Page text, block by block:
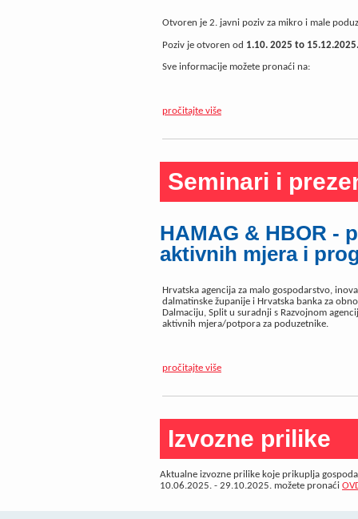
Otvoren je 2. javni poziv za mikro i male
Poziv je otvoren od 1.10. 2025 to
Sve informacije možete pronaći na:
pročitajte više
Seminari i
HAMAG & HBOR -
aktivnih mjera i
Hrvatska agencija za malo gospodarstvo,
dalmatinske županije i Hrvatska banka za
Dalmaciju, Split u suradnji s Razvojnom
aktivnih mjera/potpora za poduzetnike.
pročitajte više
Izvozne prilike
Aktualne izvozne prilike koje prikuplja
10.06.2025. - 29.10.2025. možete pronaći